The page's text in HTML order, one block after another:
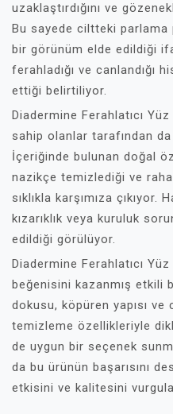
uzaklaştırdığını ve
Bu sayede ciltteki parlama
bir görünüm elde edildiği
ferahladığı ve canlandığı
ettiği belirtiliyor.
Diadermine Ferahlatıcı
sahip olanlar tarafından
İçeriğinde bulunan doğal
nazikçe temizlediği ve
sıklıkla karşımıza
kızarıklık veya kuruluk
edildiği görülüyor.
Diadermine Ferahlatıcı Yüz
beğenisini kazanmış etkili
dokusu, köpüren yapısı
temizleme özellikleriyle
de uygun bir seçenek
da bu ürünün başarısını
etkisini ve kalitesini